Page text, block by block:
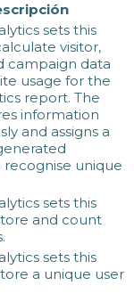
sets this
visitor,
campaign data
usage for the
report. The
information
and assigns a
unique
sets this
and count
sets this
a unique user